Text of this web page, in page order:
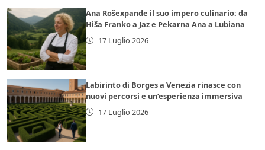
Ana Rošexpande il suo impero culinario: da
Hiša Franko a Jaz e Pekarna Ana a Lubiana
17 Luglio 2026
Labirinto di Borges a Venezia rinasce con
nuovi percorsi e un’esperienza immersiva
17 Luglio 2026